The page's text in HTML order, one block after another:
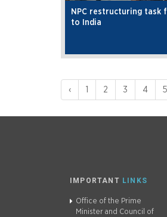
NPC restructuring task
to India
‹ 1 2 3 4 5
IMPORTANT LINKS
Office of the Prime
Minister and Council of